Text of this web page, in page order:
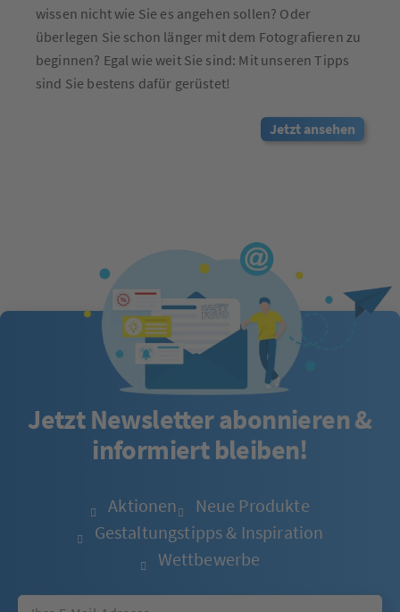
wissen nicht wie Sie es angehen sollen? Oder
überlegen Sie schon länger mit dem Fotografieren zu
beginnen? Egal wie weit Sie sind: Mit unseren Tipps
sind Sie bestens dafür gerüstet!
Jetzt ansehen
Jetzt Newsletter abonnieren &
informiert bleiben!
Aktionen
Neue Produkte
Gestaltungstipps & Inspiration
Wettbewerbe